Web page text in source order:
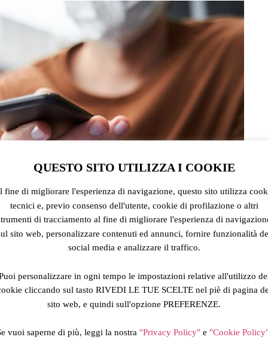
è fondamentale?
QUESTO SITO UTILIZZA I COOKIE
fine di migliorare l'esperienza di navigazione, questo sito utilizza
tecnici e, previo consenso dell'utente, cookie di profilazione o altri
di tracciamento al fine di migliorare l'esperienza di
sito web, personalizzare contenuti ed annunci, fornire funzionalità
social media e analizzare il traffico.
personalizzare in ogni tempo le impostazioni relative all'utilizzo
cliccando sul tasto RIVEDI LE TUE SCELTE nel piè di pagina
sito web, e quindi sull'opzione PREFERENZE.
vuoi saperne di più, leggi la nostra "Privacy Policy" e "Cookie